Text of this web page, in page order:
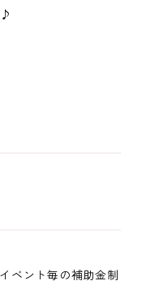
♪
ベント毎の補助金制